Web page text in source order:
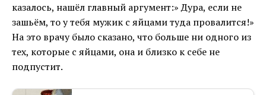
казалось, нашёл главный аргумент:» Дура, если не
зашьём, то у тебя мужик с яйцами туда провалится!»
На это врачу было сказано, что больше ни одного из
тех, которые с яйцами, она и близко к себе не
подпустит.